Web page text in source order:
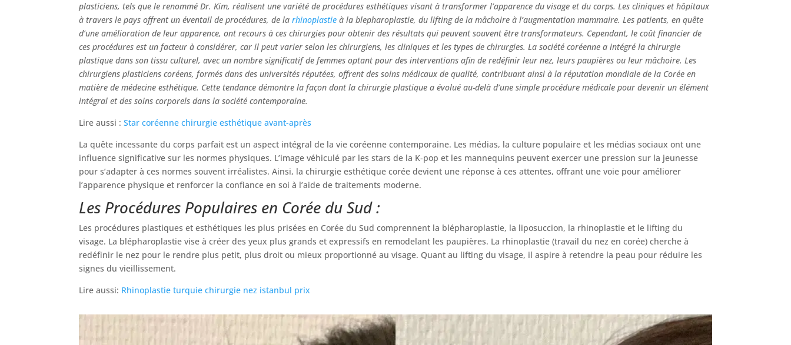
plasticiens, tels que le renommé Dr. Kim, réalisent une variété de procédures esthétiques visant à transformer l’apparence du visage et du corps. Les cliniques et hôpitaux
à travers le pays offrent un éventail de procédures, de larhinoplastie à la blepharoplastie, du lifting de la mâchoire à l’augmentation mammaire. Les patients, en quête
d’une amélioration de leur apparence, ont recours à ces chirurgies pour obtenir des résultats qui peuvent souvent être transformateurs. Cependant, le coût financier de
ces procédures est un facteur à considérer, car il peut varier selon les chirurgiens, les cliniques et les types de chirurgies. La société coréenne a intégré la chirurgie
plastique dans son tissu culturel, avec un nombre significatif de femmes optant pour des interventions afin de redéfinir leur nez, leurs paupières ou leur mâchoire. Les
chirurgiens plasticiens coréens, formés dans des universités réputées, offrent des soins médicaux de qualité, contribuant ainsi à la réputation mondiale de la Corée en
matière de médecine esthétique. Cette tendance démontre la façon dont la chirurgie plastique a évolué au-delà d’une simple procédure médicale pour devenir un élément
intégral et des soins corporels dans la société contemporaine.
Lire aussi :Star coréenne chirurgie esthétique avant-après
La quête incessante du corps parfait est un aspect intégral de la vie coréenne contemporaine. Les médias, la culture populaire et les médias sociaux ont une
influence significative sur les normes physiques. L’image véhiculé par les stars de la K-pop et les mannequins peuvent exercer une pression sur la jeunesse
pour s’adapter à ces normes souvent irréalistes. Ainsi, la chirurgie esthétique corée devient une réponse à ces attentes, offrant une voie pour améliorer
l’apparence physique et renforcer la confiance en soi à l’aide de traitements moderne.
Les Procédures Populaires en Corée du Sud :
Les procédures plastiques et esthétiques les plus prisées en Corée du Sud comprennent la blépharoplastie, la liposuccion, la rhinoplastie et le lifting du
visage. La blépharoplastie vise à créer des yeux plus grands et expressifs en remodelant les paupières. La rhinoplastie (travail du nez en corée) cherche à
redéfinir le nez pour le rendre plus petit, plus droit ou mieux proportionné au visage. Quant au lifting du visage, il aspire à retendre la peau pour réduire les
signes du vieillissement.
Lire aussi: Rhinoplastie turquie chirurgie nez istanbul prix